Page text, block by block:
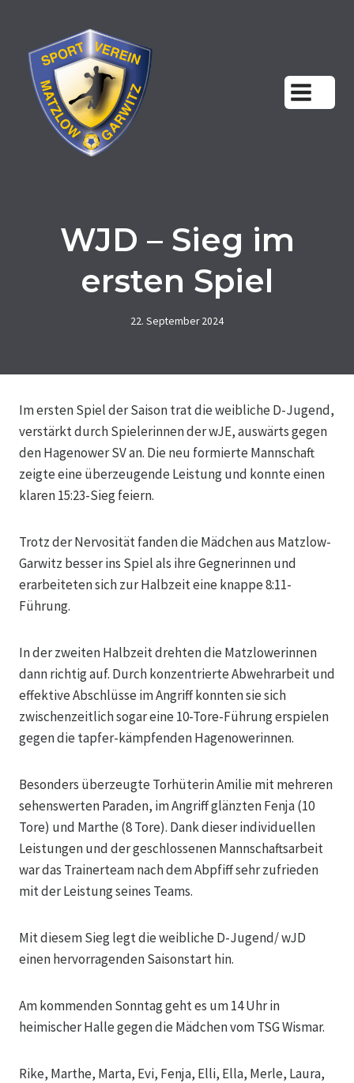
springen
WJD – Sieg im
ersten Spiel
22. September 2024
Im ersten Spiel der Saison trat die weibliche D-Jugend,
verstärkt durch Spielerinnen der wJE, auswärts gegen
den Hagenower SV an. Die neu formierte Mannschaft
zeigte eine überzeugende Leistung und konnte einen
klaren 15:23-Sieg feiern.
Trotz der Nervosität fanden die Mädchen aus Matzlow-
Garwitz besser ins Spiel als ihre Gegnerinnen und
erarbeiteten sich zur Halbzeit eine knappe 8:11-
Führung.
In der zweiten Halbzeit drehten die Matzlowerinnen
dann richtig auf. Durchkonzentrierte Abwehrarbeit und
effektive Abschlüsse im Angriff konnten sie sich
zwischenzeitlich sogar eine 10-Tore-Führung erspielen
gegen die tapfer-kämpfenden Hagenowerinnen.
Besonders überzeugte Torhüterin Amilie mit mehreren
sehenswerten Paraden, im Angriff glänzten Fenja (10
Tore) und Marthe (8 Tore). Dank dieser individuellen
Leistungen und der geschlossenen Mannschaftsarbeit
war das Trainerteam nach dem Abpfiff sehr zufrieden
mit der Leistung seines Teams.
Mit diesem Sieg legt die weibliche D-Jugend/ wJD
einen hervorragenden Saisonstart hin.
Am kommenden Sonntag geht es um 14 Uhr in
heimischer Halle gegen die Mädchen vom TSG Wismar.
Rike, Marthe, Marta, Evi, Fenja, Elli, Ella, Merle, Laura,